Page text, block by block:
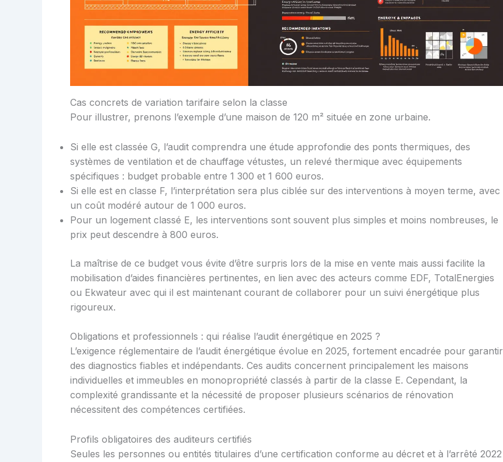
Cas concrets de variation tarifaire selon la classe
Pour illustrer, prenons l’exemple d’une maison de 120 m² située en zone urbaine.
Si elle est classée G, l’audit comprendra une étude approfondie des ponts thermiques, des
systèmes de ventilation et de chauffage vétustes, un relevé thermique avec équipements
spécifiques : budget probable entre 1 300 et 1 600 euros.
Si elle est en classe F, l’interprétation sera plus ciblée sur des interventions à moyen terme, avec
un coût modéré autour de 1 000 euros.
Pour un logement classé E, les interventions sont souvent plus simples et moins nombreuses, le
prix peut descendre à 800 euros.
La maîtrise de ce budget vous évite d’être surpris lors de la mise en vente mais aussi facilite la
mobilisation d’aides financières pertinentes, en lien avec des acteurs comme EDF, TotalEnergies
ou Ekwateur avec qui il est maintenant courant de collaborer pour un suivi énergétique plus
rigoureux.
Obligations et professionnels : qui réalise l’audit énergétique en 2025 ?
L’exigence réglementaire de l’audit énergétique évolue en 2025, fortement encadrée pour garantir
des diagnostics fiables et indépendants. Ces audits concernent principalement les maisons
individuelles et immeubles en monopropriété classés à partir de la classe E. Cependant, la
complexité grandissante et la nécessité de proposer plusieurs scénarios de rénovation
nécessitent des compétences certifiées.
Profils obligatoires des auditeurs certifiés
Seules les personnes ou entités titulaires d’une certification conforme au décret et à l’arrêté 2022